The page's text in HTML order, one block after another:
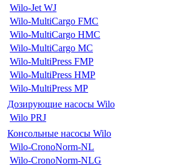
Wilo-Jet WJ
Wilo-MultiCargo FMC
Wilo-MultiCargo HMC
Wilo-MultiCargo MC
Wilo-MultiPress FMP
Wilo-MultiPress HMP
Wilo-MultiPress MP
Дозирующие насосы Wilo
Wilo PRJ
Консольные насосы Wilo
Wilo-CronoNorm-NL
Wilo-CronoNorm-NLG